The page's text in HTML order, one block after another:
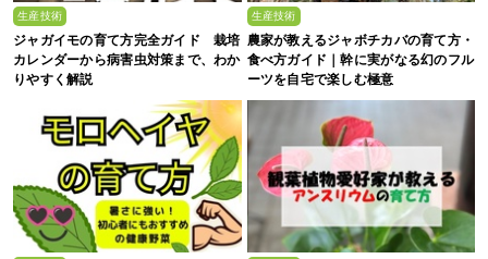
生産技術
ジャガイモの育て方完全ガイド 栽培
カレンダーから病害虫対策まで、わか
りやすく解説
生産技術
農家が教えるジャボチカバの育て方・
食べ方ガイド｜幹に実がなる幻のフル
ーツを自宅で楽しむ極意